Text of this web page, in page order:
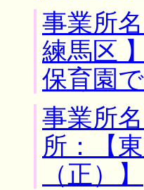
事業所
練馬区
保育園
事業所
所：【
（正）】